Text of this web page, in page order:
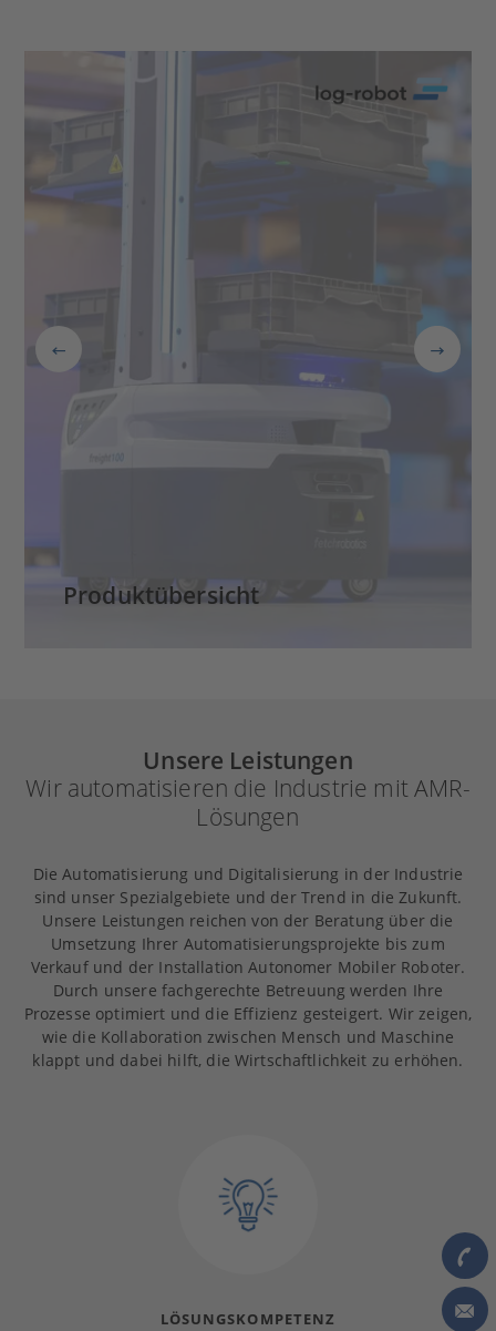
Produktübersicht
Unsere Leistungen
Wir automatisieren die Industrie mit AMR-
Lösungen
Die Automatisierung und Digitalisierung in der Industrie
sind unser Spezialgebiete und der Trend in die Zukunft.
Unsere Leistungen reichen von der Beratung über die
Umsetzung Ihrer Automatisierungsprojekte bis zum
Verkauf und der Installation Autonomer Mobiler Roboter.
Durch unsere fachgerechte Betreuung werden Ihre
Prozesse optimiert und die Effizienz gesteigert. Wir zeigen,
wie die Kollaboration zwischen Mensch und Maschine
klappt und dabei hilft, die Wirtschaftlichkeit zu erhöhen.
LÖSUNGSKOMPETENZ